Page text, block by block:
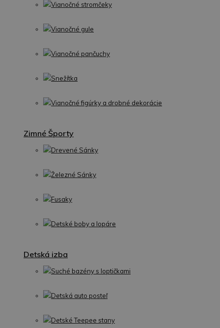
Vianočné stromčeky
Vianočné gule
Vianočné pančuchy
Snežítka
Vianočné figúrky a drobné dekorácie
Zimné Športy
Drevené Sánky
Železné Sánky
Fusaky
Detské boby a lopáre
Detská izba
Suché bazény s loptičkami
Detská auto posteľ
Detské Teepee stany